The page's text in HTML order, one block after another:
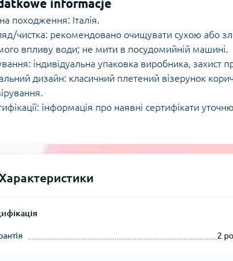
informacje
походження: Італія.
чистка: рекомендовано очищувати сухою або
впливу води; не мити в посудомийній машині.
індивідуальна упаковка виробника, захист
дизайн: класичний плетений візерунок
інформація про наявні сертифікати
2